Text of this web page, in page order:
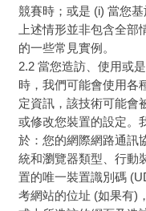
競賽時；或是 (i) 當您
上述情形並非包含全
的一些常見實例。
2.2 當您造訪、使用或
時，我們可能會使用各
定資訊，該技術可能會
或修改您裝置的設定。
於：您的網際網路通訊
統和瀏覽器類型、行動
置的唯一裝置識別碼
考網站的位址 (如果有)